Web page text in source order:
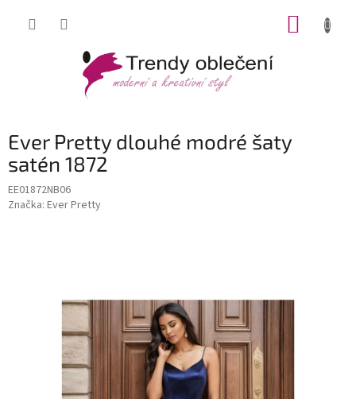
Ever Pretty dlouhé modré šaty
satén 1872
EE01872NB06
Značka: Ever Pretty